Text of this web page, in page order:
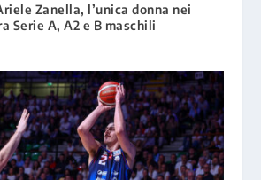
Zanella, l’unica donna nei
Serie A, A2 e B maschili